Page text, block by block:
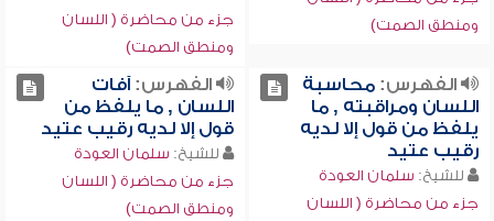
ومنطق الصمت)
جزء من محاضرة ( اللسان
ومنطق الصمت)
الفهرس:محاسبة
اللسان ومراقبته , ما
يلفظ من قول إلا لديه
رقيب عتيد
للشيخ: سلمان العودة
جزء من محاضرة ( اللسان
الفهرس:آفات
اللسان , ما يلفظ من
قول إلا لديه رقيب عتيد
للشيخ: سلمان العودة
جزء من محاضرة ( اللسان
ومنطق الصمت)